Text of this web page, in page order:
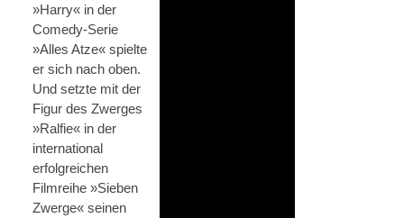
»Harry« in der
Comedy-Serie
»Alles Atze« spielte
er sich nach oben.
Und setzte mit der
Figur des Zwerges
»Ralfie« in der
international
erfolgreichen
Filmreihe »Sieben
Zwerge« seinen